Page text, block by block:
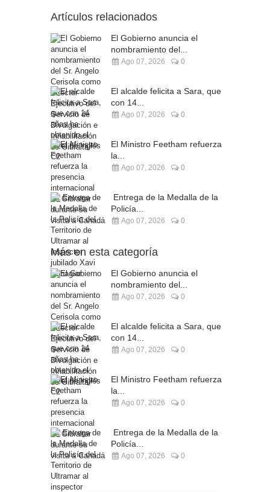
Artículos relacionados
El Gobierno anuncia el
nombramiento del...
Ago 07, 2026 0
El alcalde felicita a Sara, que
con 14...
Ago 07, 2026 0
El Ministro Feetham refuerza
la...
Ago 07, 2026 0
Entrega de la Medalla de la
Policía...
Ago 07, 2026 0
Más en esta categoría
El Gobierno anuncia el
nombramiento del...
Ago 07, 2026 0
El alcalde felicita a Sara, que
con 14...
Ago 07, 2026 0
El Ministro Feetham refuerza
la...
Ago 07, 2026 0
Entrega de la Medalla de la
Policía...
Ago 07, 2026 0